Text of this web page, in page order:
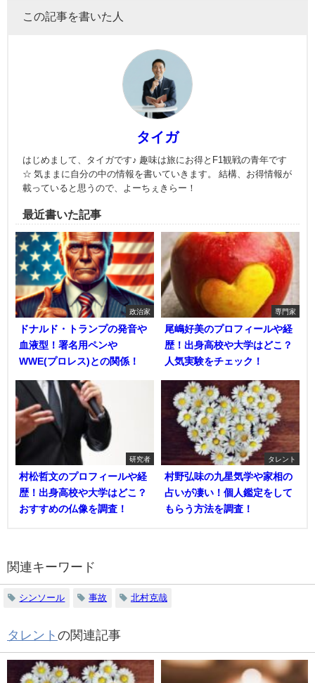
この記事を書いた人
タイガ
はじめまして、タイガです♪ 趣味は旅にお得とF1観戦の青年です
☆ 気ままに自分の中の情報を書いていきます。 結構、お得情報が
載っていると思うので、よーちぇきらー！
最近書いた記事
政治家
ドナルド・トランプの発音や
血液型！署名用ペンや
WWE(プロレス)との関係！
専門家
尾嶋好美のプロフィールや経
歴！出身高校や大学はどこ？
人気実験をチェック！
研究者
村松哲文のプロフィールや経
歴！出身高校や大学はどこ？
おすすめの仏像を調査！
タレント
村野弘味の九星気学や家相の
占いが凄い！個人鑑定をして
もらう方法を調査！
関連キーワード
シンソール 事故 北村克哉
タレント の関連記事